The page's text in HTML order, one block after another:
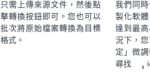
只需上傳來源文件，然後點
擊轉換按鈕即可。您也可以
批次將原始檔案轉換為目標
格式。
我們同
製化軟
達到最
況下，
定」微
尋找